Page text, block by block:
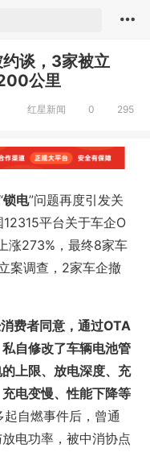
约谈，3家被立
公里
295
0
红星新闻
锁电”问题再度引发关
平台关于车企O
涨273%，最终8家车
案调查，2家车企撤
费者同意，通过OTA
自修改了车辆电池管
上限、放电深度、充
电变慢、性能下降等
自燃事件后，曾通
电功率，被中消协点